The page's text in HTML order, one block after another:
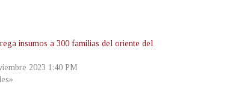
insumos a 300 familias del oriente del
2023 1:40 PM